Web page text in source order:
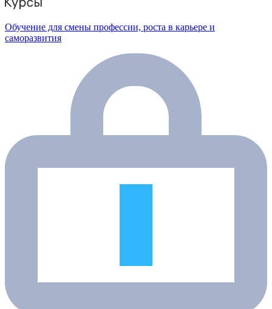
Обучение для смены профессии, роста в карьере и
саморазвития